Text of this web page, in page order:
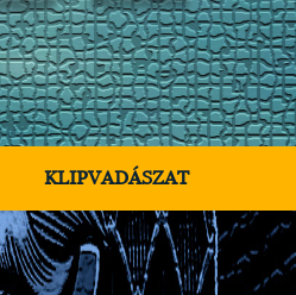
KLIPVADÁSZAT